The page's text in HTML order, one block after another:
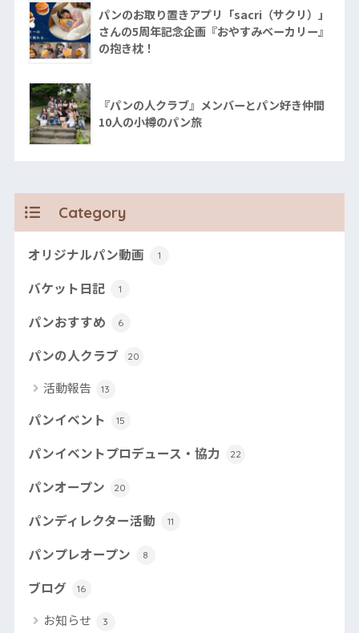
パンのお取り置きアプリ「sacri（サクリ）」
さんの5周年記念企画『おやすみベーカリー』
の抱き枕！
『パンの人クラブ』メンバーとパン好き仲間
10人の小樽のパン旅
Category
オリジナルパン動画 1
バケット日記 1
パンおすすめ 6
パンの人クラブ 20
活動報告 13
パンイベント 15
パンイベントプロデュース・協力 22
パンオープン 20
パンディレクター活動 11
パンプレオープン 8
ブログ 16
お知らせ 3